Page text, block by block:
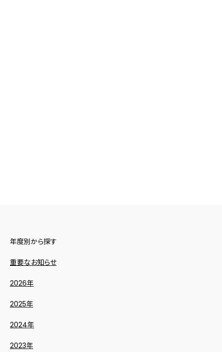
年度別から探す
重要なお知らせ
2026年
2025年
2024年
2023年